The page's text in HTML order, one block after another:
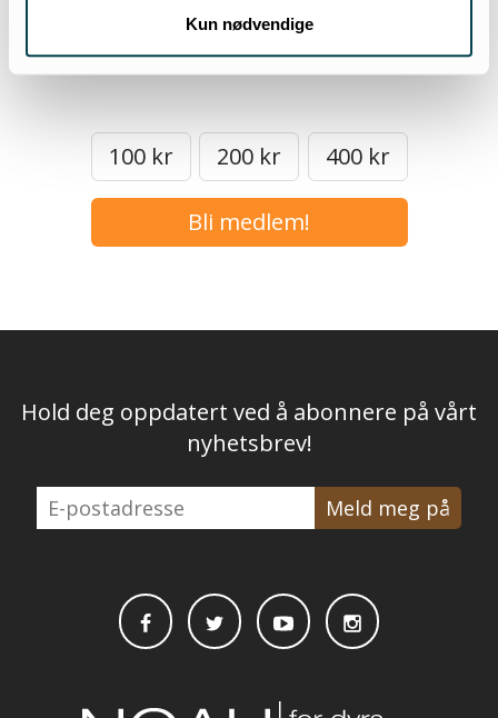
Kun nødvendige
HJELP.
100 kr 200 kr 400 kr
Bli medlem!
Hold deg oppdatert ved å abonnere på vårt
nyhetsbrev!